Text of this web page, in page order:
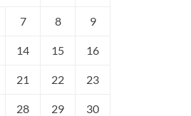
7 8 9
14 15 16
21 22 23
28 29 30